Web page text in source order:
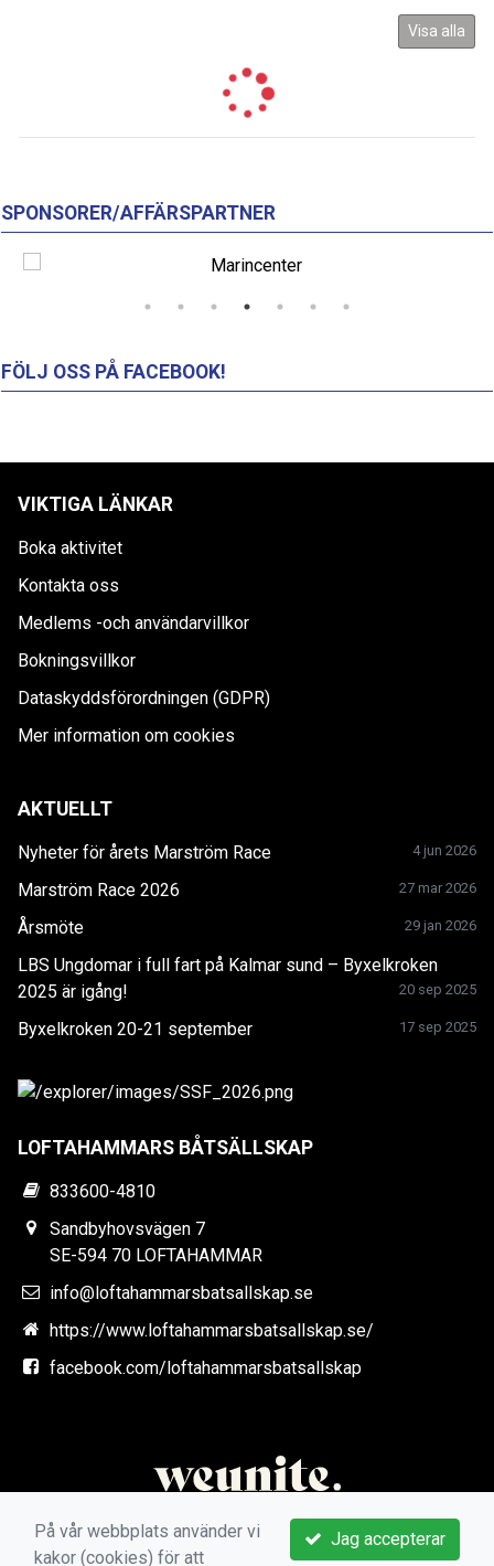
Visa alla
SPONSORER/AFFÄRSPARTNER
FÖLJ OSS PÅ FACEBOOK!
VIKTIGA LÄNKAR
Boka aktivitet
Kontakta oss
Medlems -och användarvillkor
Bokningsvillkor
Dataskyddsförordningen (GDPR)
Mer information om cookies
AKTUELLT
Nyheter för årets Marström Race 4 jun 2026
Marström Race 2026 27 mar 2026
Årsmöte 29 jan 2026
LBS Ungdomar i full fart på Kalmar sund – Byxelkroken
2025 är igång!
20 sep 2025
Byxelkroken 20-21 september 17 sep 2025
LOFTAHAMMARS BÅTSÄLLSKAP
833600-4810
Sandbyhovsvägen 7
SE-594 70 LOFTAHAMMAR
info@loftahammarsbatsallskap.se
https://www.loftahammarsbatsallskap.se/
facebook.com/loftahammarsbatsallskap
Jag accepterar
På vår webbplats använder vi
kakor (cookies) för att